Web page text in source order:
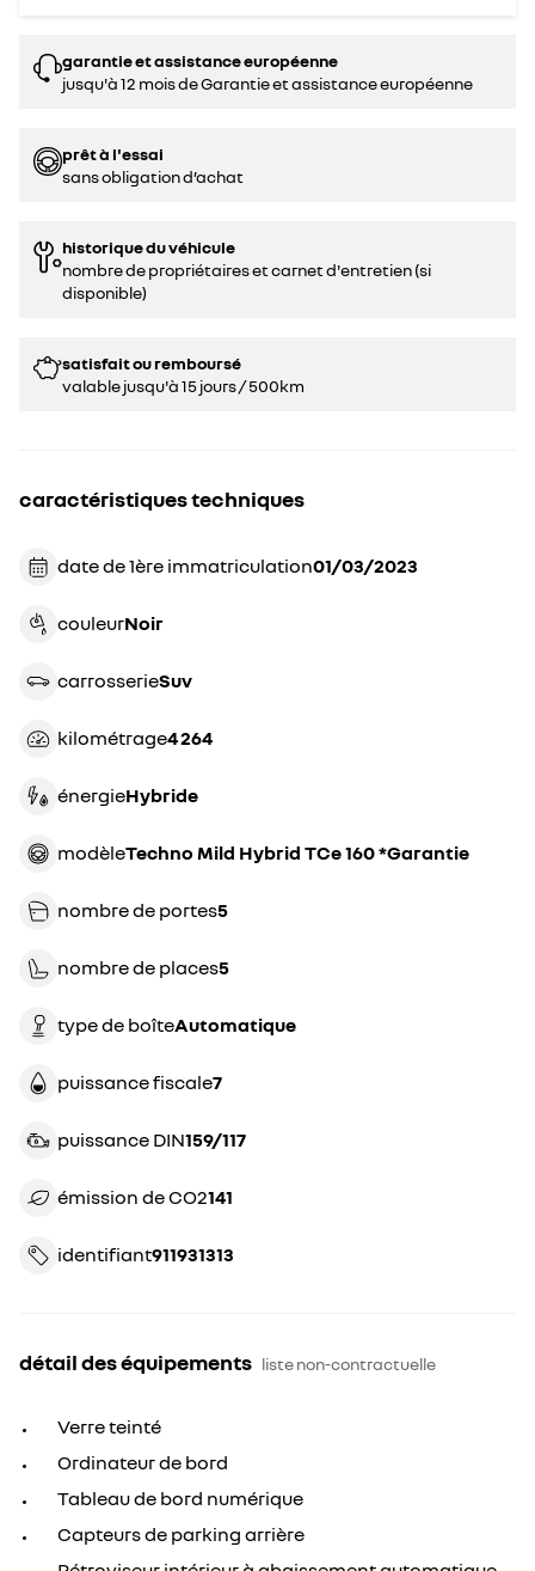
garantie et assistance européenne
jusqu'à 12 mois de Garantie et assistance européenne
prêt à l'essai
sans obligation d’achat
historique du véhicule
nombre de propriétaires et carnet d'entretien (si
disponible)
satisfait ou remboursé
valable jusqu'à 15 jours / 500km
caractéristiques techniques
date de 1ère immatriculation 01/03/2023
couleur noir
carrosserie suv
kilométrage 4 264
énergie hybride
modèle Techno Mild Hybrid TCe 160 *Garantie
nombre de portes5
nombre de places5
type de boîte automatique
puissance fiscale7
puissance DIN 159/117
émission de CO2 141
identifiant 911931313
détail des équipements liste non-contractuelle
Verre teinté
Ordinateur de bord
Tableau de bord numérique
Capteurs de parking arrière